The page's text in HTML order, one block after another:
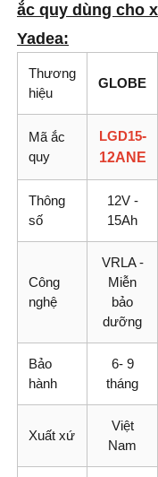
ắc quy dùng cho
Yadea:
Thương
hiệu
GLOBE
Mã ắc
quy
LGD15-
12ANE
Thông
số
12V -
15Ah
Công
nghệ
VRLA -
Miễn
bảo
dưỡng
Bảo
hành
6- 9
tháng
Xuất xứ
Việt
Nam